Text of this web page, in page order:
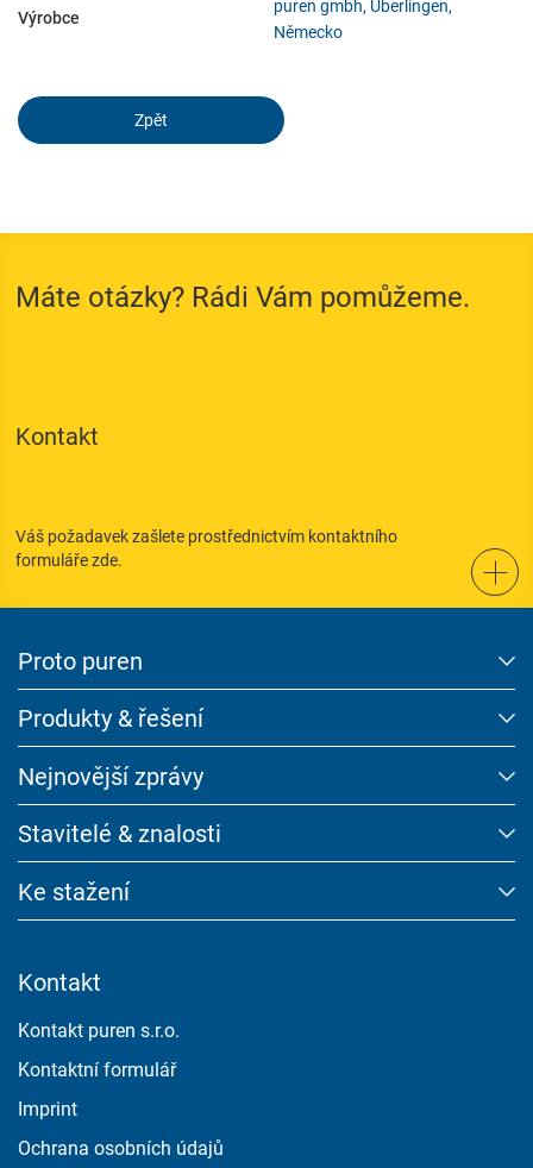
Výrobce
puren gmbh, Überlingen,
Německo
Zpět
Máte otázky? Rádi Vám pomůžeme.
Kontakt
Váš požadavek zašlete prostřednictvím kontaktního
formuláře zde.
Proto puren
Kontakt
Kontakt puren s.r.o.
Kontaktní formulář
Imprint
Ochrana osobních údajů
Produkty & řešení
Nejnovější zprávy
Stavitelé & znalosti
Ke stažení